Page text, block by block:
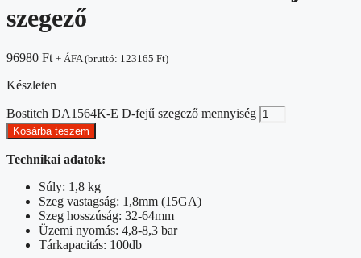
szegező
96980 Ft + ÁFA (bruttó: 123165 Ft)
Készleten
Bostitch DA1564K-E D-fejű szegező mennyiség
Kosárba teszem
Technikai adatok:
Súly: 1,8 kg
Szeg vastagság: 1,8mm (15GA)
Szeg hosszúság: 32-64mm
Üzemi nyomás: 4,8-8,3 bar
Tárkapacitás: 100db